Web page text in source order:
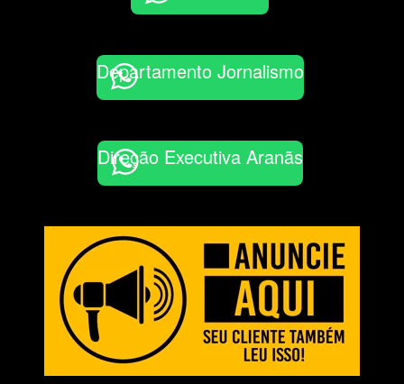
Departamento Jornalismo
Direção Executiva Aranãs